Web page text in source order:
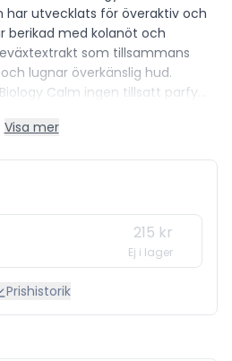
har utvecklats för överaktiv och
berikad med kolanöt och
som tillsammans
lugnar överkänslig hud.
Calm ingen tillsatt parfym
huden • Utan tillsatt parfym •
Visa mer
215 kr
Ej i lager
Prishistorik